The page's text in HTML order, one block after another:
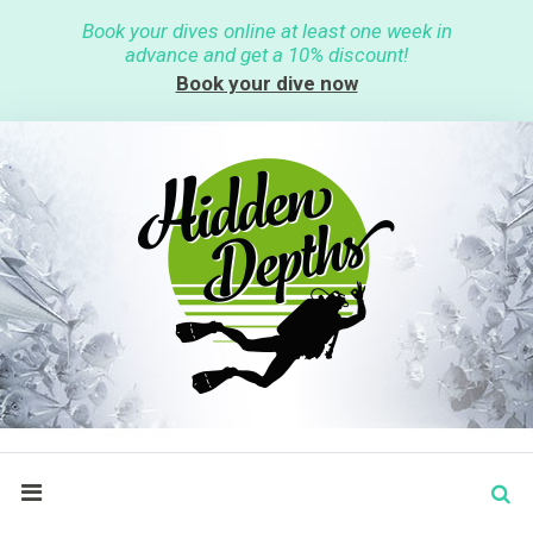
c
o
n
t
e
n
t
Book your dives online at least one week in
advance and get a 10% discount!
Book your dive now
e